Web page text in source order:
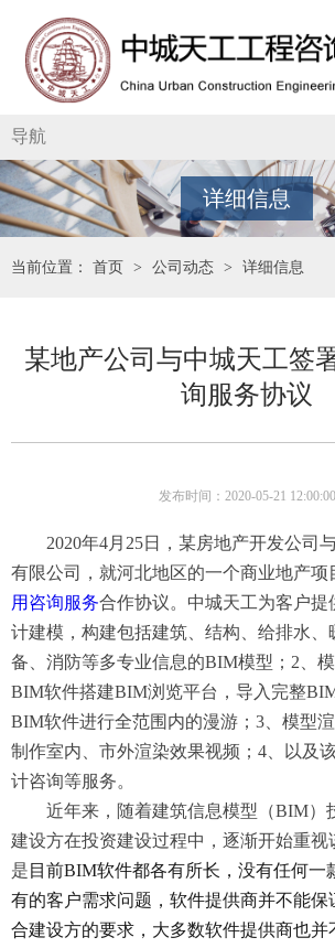
导航
详细信息
当前位置： 首页 > 公司动态 > 详细信息
某地产公司与中城天工签
询服务协议
发布时间：2020-05-21 12:00:00
2020年4月25日，某房地产开发公司
有限公司，就河北地区的一个商业地产项
用咨询服务合作协议。中城天工为客户提
计建模，构建包括建筑、结构、给排水、
备、消防等多专业信息的BIM模型；2、
BIM软件搭建BIM浏览平台，导入完整
BIM软件进行全范围内的漫游；3、模型
制作室内、市外渲染效果视频；4、以及
计咨询等服务。
近年来，随着建筑信息模型（BIM）
建设方在投资建设过程中，逐渐开始重视
是 目前BIM软件都各有所长，没有任何一
有的客户需求问题，软件提供商并不能保
合建设方的要求，大多数软件提供商也